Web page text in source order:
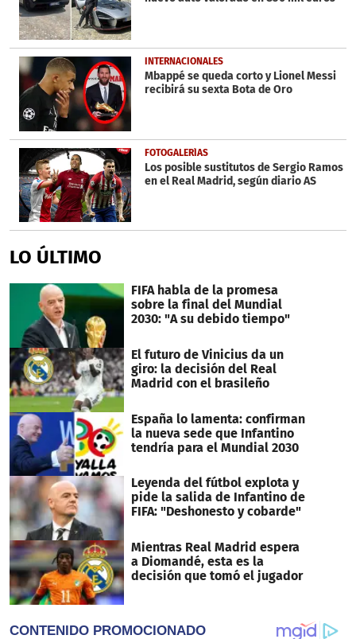
INTERNACIONALES
Mbappé se queda corto y Lionel Messi
recibirá su sexta Bota de Oro
FOTOGALERÍAS
Los posible sustitutos de Sergio Ramos
en el Real Madrid, según diario AS
LO ÚLTIMO
FIFA habla de la promesa
sobre la final del Mundial
2030: "A su debido tiempo"
El futuro de Vinicius da un
giro: la decisión del Real
Madrid con el brasileño
España lo lamenta: confirman
la nueva sede que Infantino
tendría para el Mundial 2030
Leyenda del fútbol explota y
pide la salida de Infantino de
FIFA: "Deshonesto y cobarde"
Mientras Real Madrid espera
a Diomandé, esta es la
decisión que tomó el jugador